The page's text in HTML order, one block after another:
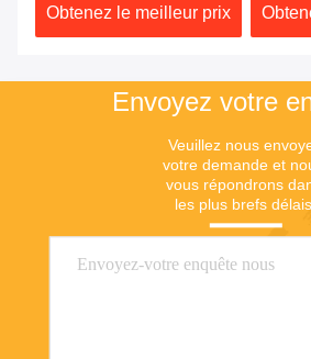
hautement fiable
Obtenez le meilleur prix
Envoyez votre
Veuillez nous
votre demande et
vous répondrons
les plus brefs